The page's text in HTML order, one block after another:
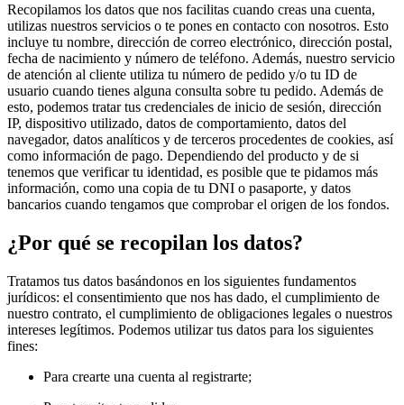
Recopilamos los datos que nos facilitas cuando creas una cuenta,
utilizas nuestros servicios o te pones en contacto con nosotros. Esto
incluye tu nombre, dirección de correo electrónico, dirección postal,
fecha de nacimiento y número de teléfono. Además, nuestro servicio
de atención al cliente utiliza tu número de pedido y/o tu ID de
usuario cuando tienes alguna consulta sobre tu pedido. Además de
esto, podemos tratar tus credenciales de inicio de sesión, dirección
IP, dispositivo utilizado, datos de comportamiento, datos del
navegador, datos analíticos y de terceros procedentes de cookies, así
como información de pago. Dependiendo del producto y de si
tenemos que verificar tu identidad, es posible que te pidamos más
información, como una copia de tu DNI o pasaporte, y datos
bancarios cuando tengamos que comprobar el origen de los fondos.
¿Por qué se recopilan los datos?
Tratamos tus datos basándonos en los siguientes fundamentos
jurídicos: el consentimiento que nos has dado, el cumplimiento de
nuestro contrato, el cumplimiento de obligaciones legales o nuestros
intereses legítimos. Podemos utilizar tus datos para los siguientes
fines:
Para crearte una cuenta al registrarte;